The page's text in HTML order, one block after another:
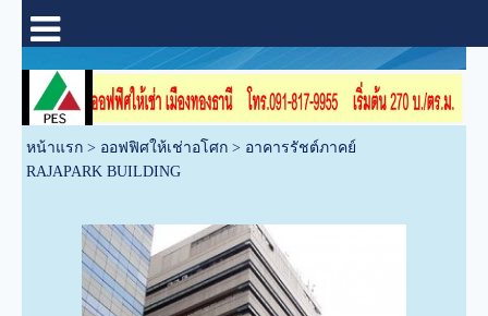
หน้าแรก > ออฟฟิศให้เช่าอโศก > อาคารรัชต์ภาคย์
RAJAPARK BUILDING